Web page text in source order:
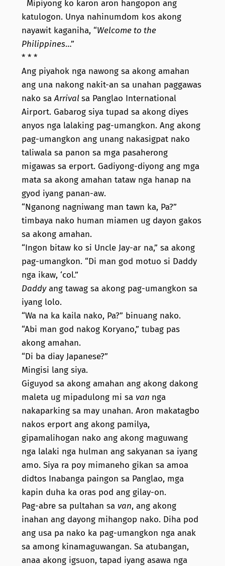
Mipiyong ko karon aron hangopon ang
katulogon. Unya nahinumdom kos akong
nayawit kaganiha, “Welcome to the
Philippines…”
* * *
Ang piyahok nga nawong sa akong amahan
ang una nakong nakit-an sa unahan paggawas
nako saArrivalsa Panglao International
Airport. Gabarog siya tupad sa akong diyes
anyos nga lalaking pag-umangkon. Ang akong
pag-umangkon ang unang nakasigpat nako
taliwala sa panon sa mga pasaherong
migawas sa erport. Gadiyong-diyong ang mga
mata sa akong amahan tataw nga hanap na
gyod iyang panan-aw.
“Nganong nagniwang man tawn ka, Pa?”
timbaya nako human miamen ug dayon gakos
sa akong amahan.
“Ingon bitaw ko si Uncle Jay-ar na,” sa akong
pag-umangkon. “Di man god motuo si Daddy
nga ikaw, ‘col.”
Daddyang tawag sa akong pag-umangkon sa
iyang lolo.
“Wa na ka kaila nako, Pa?” binuang nako.
“Abi man god nakog Koryano,” tubag pas
akong amahan.
“Di ba diay Japanese?”
Mingisi lang siya.
Giguyod sa akong amahan ang akong dakong
maleta ug mipadulong mi sa van nga
nakaparking sa may unahan. Aron makatagbo
nakos erport ang akong pamilya,
gipamalihogan nako ang akong maguwang
nga lalaki nga hulman ang sakyanan sa iyang
amo. Siya ra poy mimaneho gikan sa amoa
didtos Inabanga paingon sa Panglao, mga
kapin duha ka oras pod ang gilay-on.
Pag-abre sa pultahan sa van, ang akong
inahan ang dayong mihangop nako. Diha pod
ang usa pa nako ka pag-umangkon nga anak
sa among kinamaguwangan. Sa atubangan,
anaa akong igsuon, tapad iyang asawa nga